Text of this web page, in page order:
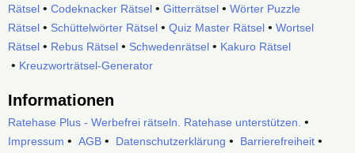
Rätsel • Codeknacker Rätsel • Gitterrätsel • Wörter Puzzle
Rätsel • Schüttelwörter Rätsel • Quiz Master Rätsel • Wortsel
Rätsel • Rebus Rätsel • Schwedenrätsel • Kakuro Rätsel
• Kreuzworträtsel-Generator
Informationen
Ratehase Plus - Werbefrei rätseln. Ratehase unterstützen. •
Impressum • AGB • Datenschutzerklärung • Barrierefreiheit •